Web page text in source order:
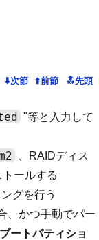
"等と入力して
、RAIDディス
ールする
グを行う
、かつ手動でパー
ートパティショ